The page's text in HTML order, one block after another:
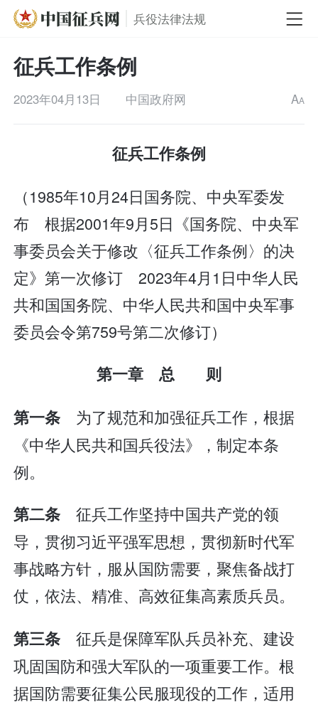
兵役法律法规
征兵工作条例
2023年04月13日 中国政府网 AA
征兵工作条例
（1985年10月24日国务院、中央军委发
布 根据2001年9月5日《国务院、中央军
事委员会关于修改〈征兵工作条例〉的决
定》第一次修订 2023年4月1日中华人民
共和国国务院、中华人民共和国中央军事
委员会令第759号第二次修订）
第一章 总 则
第一条 为了规范和加强征兵工作，根据
《中华人民共和国兵役法》，制定本条
例。
第二条 征兵工作坚持中国共产党的领
导，贯彻习近平强军思想，贯彻新时代军
事战略方针，服从国防需要，聚焦备战打
仗，依法、精准、高效征集高素质兵员。
第三条 征兵是保障军队兵员补充、建设
巩固国防和强大军队的一项重要工作。根
据国防需要征集公民服现役的工作，适用